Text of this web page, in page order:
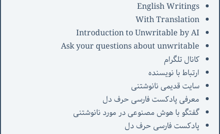
English Writings
With Translation
Introduction to Unwritable by AI
Ask your questions about unwritable
کانال تلگرام
ارتباط با نویسنده
سایت قدیمی نانوشتنی
معرفی پادکست فارسی حرف دل
گفتگو با هوش مصنوعی در مورد نانوشتنی
پادکست فارسی حرف دل